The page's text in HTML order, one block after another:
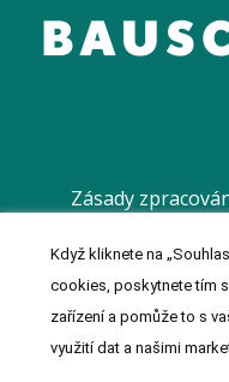
Zásady
© 2023 MeDitorial |
Když kliknete na
cookies, poskytnete tím
zařízení a pomůže to s
využití dat a našimi